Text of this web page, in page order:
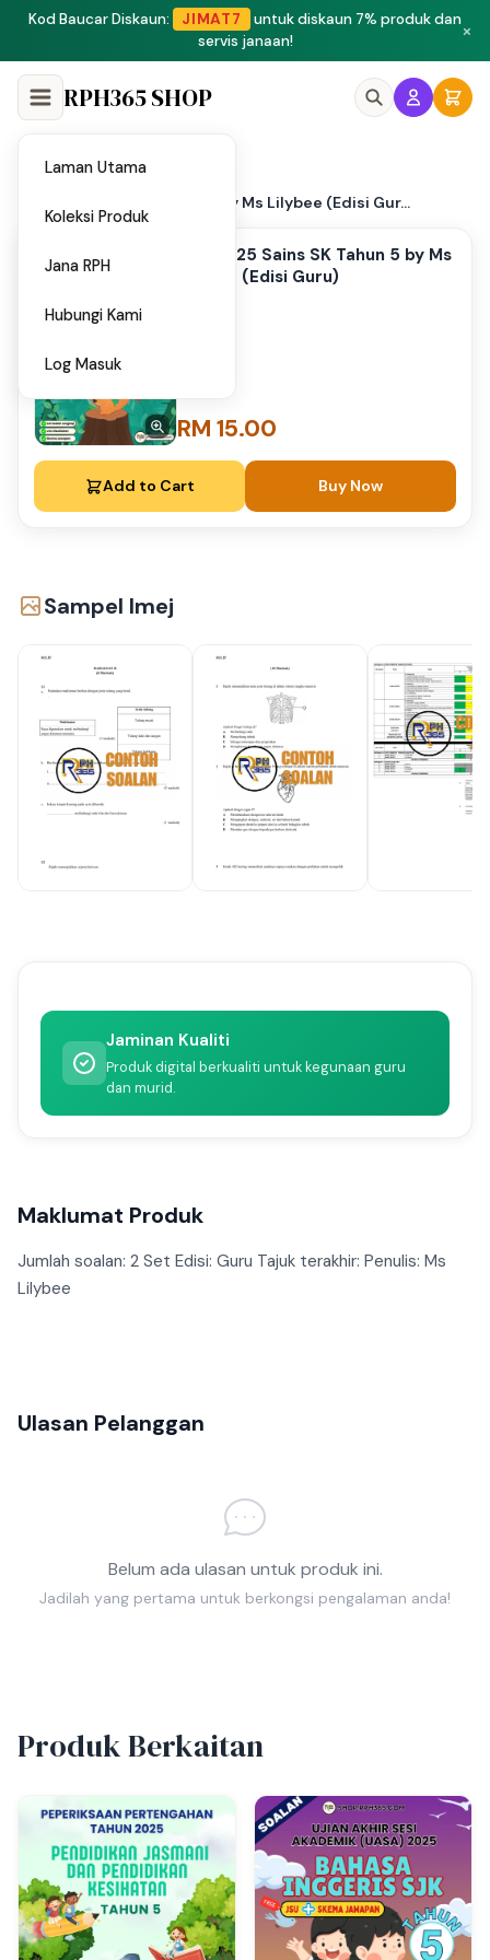
×
Laman Utama
Koleksi Produk
Jana RPH
Hubungi Kami
Log Masuk
RPH365 SHOP
Home
PPT 2025 Sains SK Tahun 5 by Ms Lilybee (Edisi Gur...
PPT 2025 Sains SK Tahun 5 by Ms
Lilybee (Edisi Guru)
RM 15.00
Add to Cart Buy Now
Sampel Imej
Jaminan Kualiti
Produk digital berkualiti untuk kegunaan guru
dan murid.
Maklumat Produk
Jumlah soalan: 2 Set Edisi: Guru Tajuk terakhir: Penulis: Ms
Lilybee
Ulasan Pelanggan
Belum ada ulasan untuk produk ini.
Jadilah yang pertama untuk berkongsi pengalaman anda!
Produk Berkaitan